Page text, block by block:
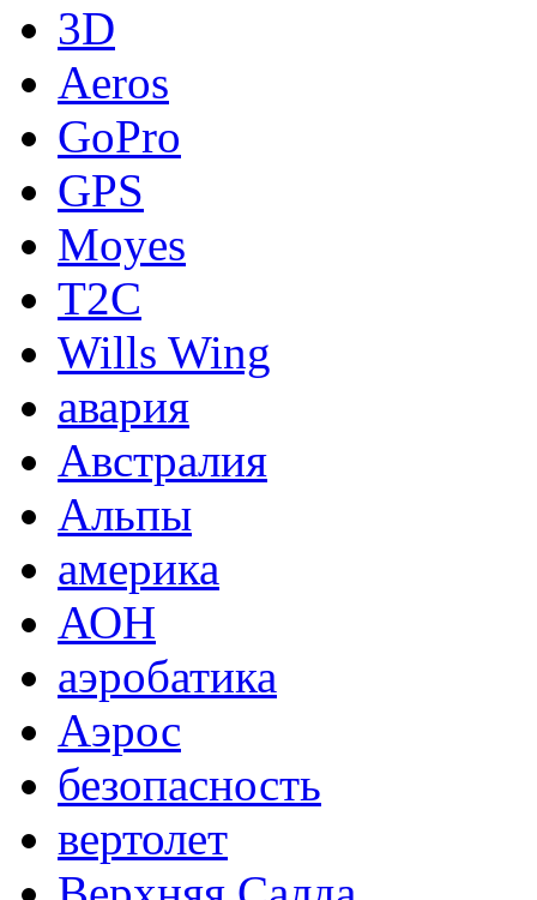
3D
Aeros
GoPro
GPS
Moyes
T2C
Wills Wing
авария
Австралия
Альпы
америка
АОН
аэробатика
Аэрос
безопасность
вертолет